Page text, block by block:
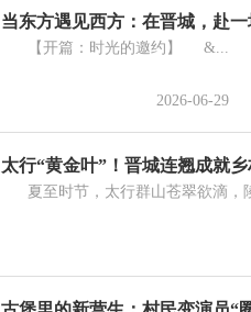
当东方遇见西方：在晋城，赴
【开篇：时光的邀约】 &...
2026-06-29
太行“黄金叶”！晋城连翘成就
夏至时节，太行群山苍翠欲滴，